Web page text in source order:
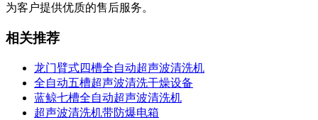
为客户提供优质的售后服务。
相关推荐
龙门臂式四槽全自动超声波清洗机
全自动五槽超声波清洗干燥设备
蓝鲸七槽全自动超声波清洗机
超声波清洗机带防爆电箱